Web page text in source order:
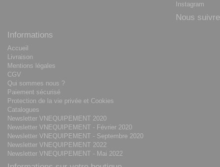
Instagram
Nous suivre
Informations
Accueil
Livraison
Mentions légales
CGV
Qui sommes nous ?
Paiement sécurisé
Protection de la vie privée et Cookies
Catalogues
Newsletter VNEQUIPEMENT 2020
Newsletter VNEQUIPEMENT - Février 2020
Newsletter VNEQUIPEMENT - Septembre 2020
Newsletter VNEQUIPEMENT 2022
Newsletter VNEQUIPEMENT - Mai 2022